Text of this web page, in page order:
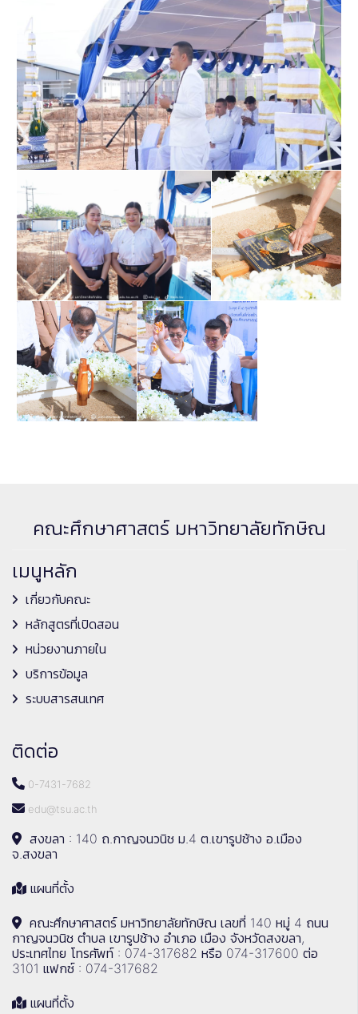
คณะศึกษาศาสตร์ มหาวิทยาลัยทักษิณ
เมนูหลัก
เกี่ยวกับคณะ
หลักสูตรที่เปิดสอน
หน่วยงานภายใน
บริการข้อมูล
ระบบสารสนเทศ
ติดต่อ
0-7431-7682
edu@tsu.ac.th
สงขลา : 140 ถ.กาญจนวนิช ม.4 ต.เขารูปช้าง อ.เมือง
จ.สงขลา
แผนที่ตั้ง
คณะศึกษาศาสตร์ มหาวิทยาลัยทักษิณ เลขที่ 140 หมู่ 4 ถนน
กาญจนวนิช ตำบล เขารูปช้าง อำเภอ เมือง จังหวัดสงขลา,
ประเทศไทย โทรศัพท์ : 074-317682 หรือ 074-317600 ต่อ
3101 แฟกซ์ : 074-317682
แผนที่ตั้ง